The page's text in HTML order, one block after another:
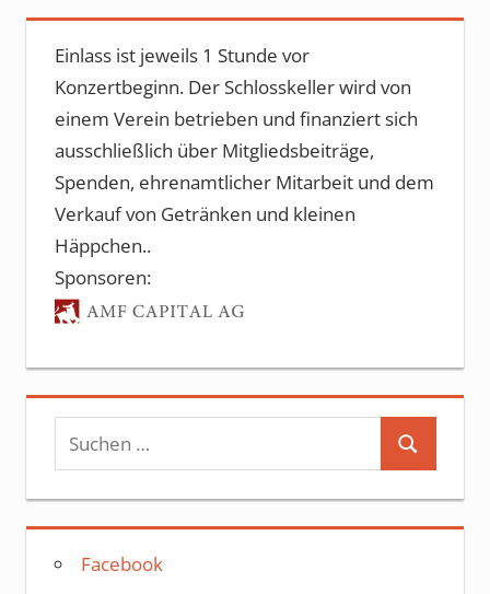
Einlass ist jeweils 1 Stunde vor
Konzertbeginn. Der Schlosskeller wird von
einem Verein betrieben und finanziert sich
ausschließlich über Mitgliedsbeiträge,
Spenden, ehrenamtlicher Mitarbeit und dem
Verkauf von Getränken und kleinen
Häppchen..
Sponsoren:
Suchen
nach:
Suchen
Facebook